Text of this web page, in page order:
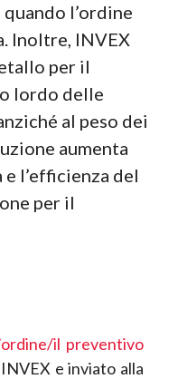
l’ordine
Inoltre, INVEX
per il
lordo delle
al peso dei
aumenta
l’efficienza del
per il
il preventivo
e inviato alla